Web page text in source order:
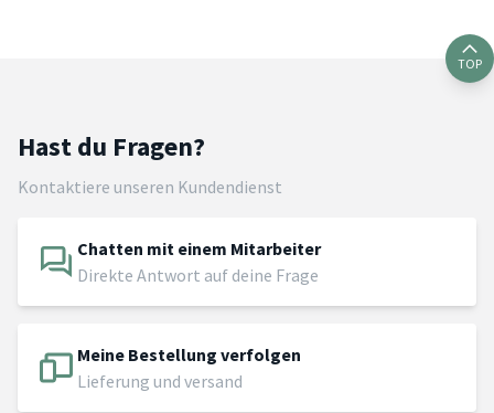
TOP
Hast du Fragen?
Kontaktiere unseren Kundendienst
Chatten mit einem Mitarbeiter
Direkte Antwort auf deine Frage
Meine Bestellung verfolgen
Lieferung und versand